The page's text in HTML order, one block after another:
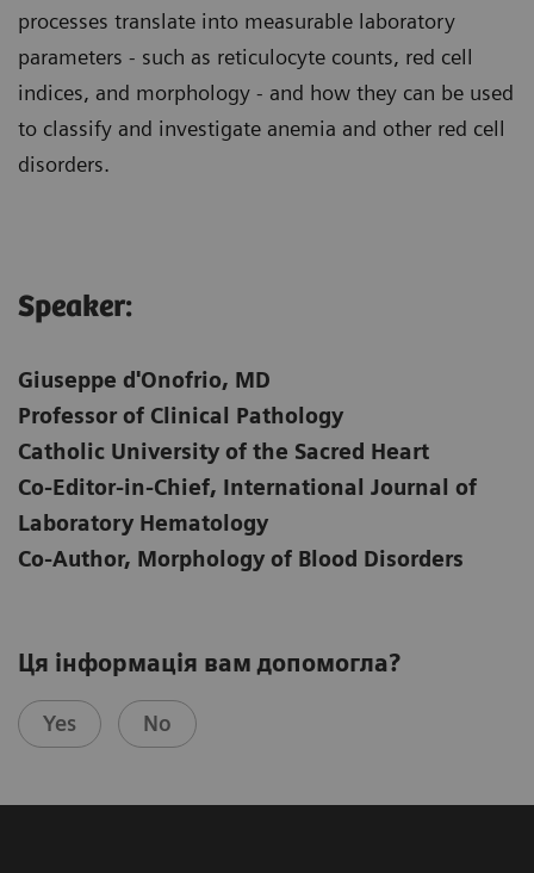
processes translate into measurable laboratory
parameters - such as reticulocyte counts, red cell
indices, and morphology - and how they can be used
to classify and investigate anemia and other red cell
disorders.
Speaker:
Giuseppe d'Onofrio, MD
Professor of Clinical Pathology
Catholic University of the Sacred Heart
Co-Editor-in-Chief, International Journal of
Laboratory Hematology
Co-Author, Morphology of Blood Disorders
Ця інформація вам допомогла?
Yes No